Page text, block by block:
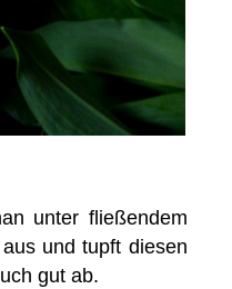
unter fließendem
und tupft diesen
gut ab.